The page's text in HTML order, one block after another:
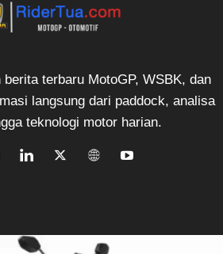
terbaru MotoGP, WSBK, dan
langsung dari paddock, analisa
teknologi motor harian.